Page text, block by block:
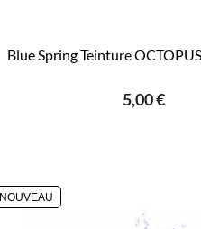
Blue Spring Teinture
5,00 €
NOUVEAU